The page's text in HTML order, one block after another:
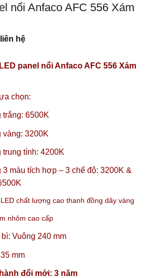
nổi Anfaco AFC 556 Xám
hệ
panel nổi Anfaco AFC 556 Xám
chọn:
trắng: 6500K
vàng: 3200K
trung tính: 4200K
3 màu tích hợp – 3 chế độ: 3200K &
chất lượng cao thanh đồng dây vàng
nhôm cao cấp
Vuông 240 mm
mm
đổi mới: 3 năm